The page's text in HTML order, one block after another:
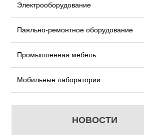
Электрооборудование
Паяльно-ремонтное оборудование
Промышленная мебель
Мобильные лаборатории
НОВОСТИ